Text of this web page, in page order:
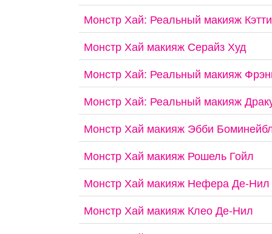
Монстр Хай: Реальный макияж
Монстр Хай макияж Серайз Худ
Монстр Хай: Реальный макияж
Монстр Хай: Реальный макияж
Монстр Хай макияж Эбби
Монстр Хай макияж Рошель Гойл
Монстр Хай макияж Нефера Де-Нил
Монстр Хай макияж Клео Де-Нил